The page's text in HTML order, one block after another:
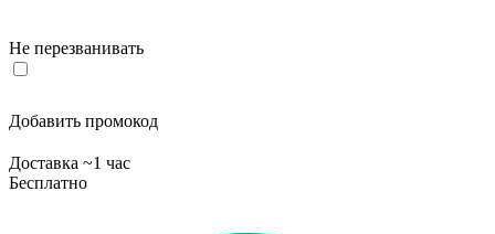
Не перезванивать
Добавить промокод
Доставка ~1 час
Бесплатно